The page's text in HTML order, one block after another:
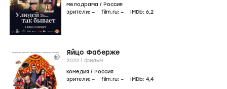
мелодрама / Россия
зрители: – film.ru: – IMDb: 6,2
Яйцо Фаберже
2022 / фильм
комедия / Россия
зрители: – film.ru: – IMDb: 4,4